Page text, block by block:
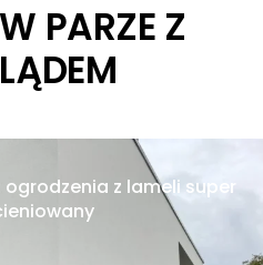
PARZE Z
z lameli super